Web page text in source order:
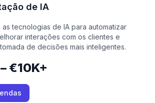
de IA
tecnologias de IA para automatizar
interações com os clientes e
de decisões mais inteligentes.
€10K+